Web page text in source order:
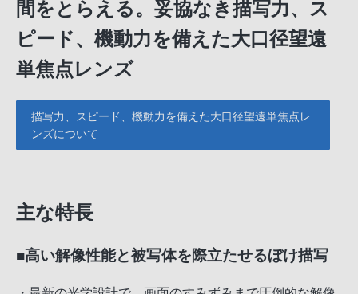
間をとらえる。妥協なき描写力、ス
ピード、機動力を備えた大口径望遠
単焦点レンズ
描写力、スピード、機動力を備えた大口径望遠単焦点レ
ンズについて
主な特長
■高い解像性能と被写体を際立たせるぼけ描写